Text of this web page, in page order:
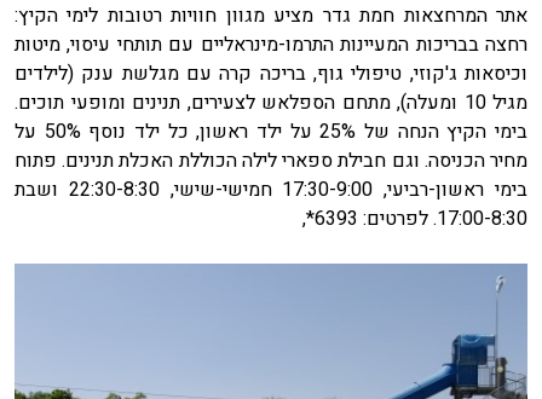
אתר המרחצאות חמת גדר מציע מגוון חוויות רטובות לימי הקיץ:
רחצה בבריכות המעיינות התרמו-מינראליים עם תותחי עיסוי, מיטות
וכיסאות ג'קוזי, טיפולי גוף, בריכה קרה עם מגלשת ענק (לילדים
מגיל 10 ומעלה), מתחם הספלאש לצעירים, תנינים ומופעי תוכים.
בימי הקיץ הנחה של 25% על ילד ראשון, כל ילד נוסף 50% על
מחיר הכניסה. וגם חבילת ספארי לילה הכוללת האכלת תנינים. פתוח
בימי ראשון-רביעי, 17:30-9:00 חמישי-שישי, 22:30-8:30 ושבת
17:00-8:30. לפרטים: 6393*,